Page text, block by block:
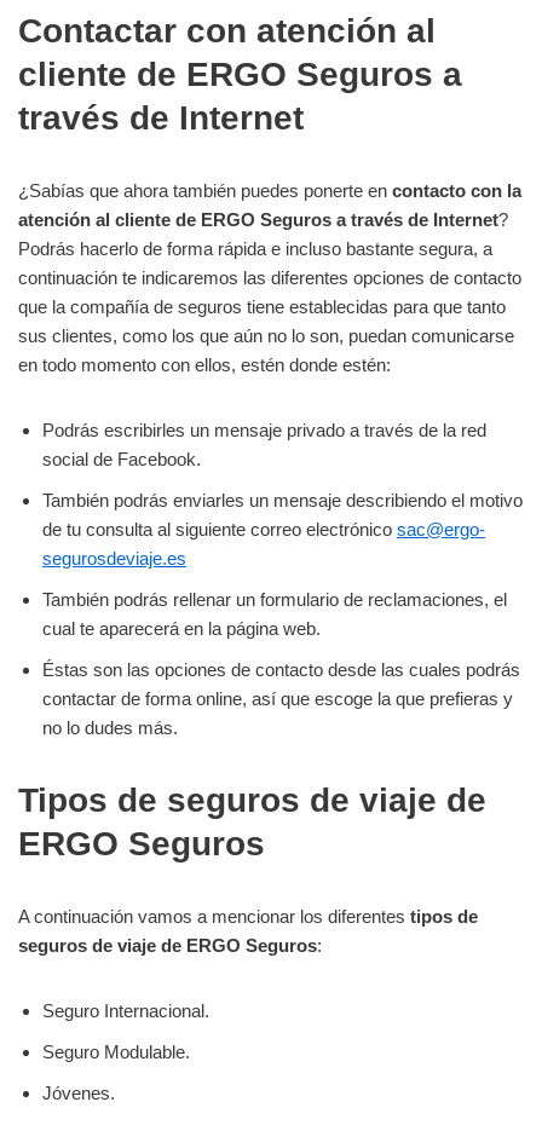
Contactar con atención al
cliente de ERGO Seguros a
través de Internet
¿Sabías que ahora también puedes ponerte en contacto con la
atención al cliente de ERGO Seguros a través de Internet?
Podrás hacerlo de forma rápida e incluso bastante segura, a
continuación te indicaremos las diferentes opciones de contacto
que la compañía de seguros tiene establecidas para que tanto
sus clientes, como los que aún no lo son, puedan comunicarse
en todo momento con ellos, estén donde estén:
Podrás escribirles un mensaje privado a través de la red
social de Facebook.
También podrás enviarles un mensaje describiendo el motivo
de tu consulta al siguiente correo electrónico sac@ergo-
segurosdeviaje.es
También podrás rellenar un formulario de reclamaciones, el
cual te aparecerá en la página web.
Éstas son las opciones de contacto desde las cuales podrás
contactar de forma online, así que escoge la que prefieras y
no lo dudes más.
Tipos de seguros de viaje de
ERGO Seguros
A continuación vamos a mencionar los diferentes tipos de
seguros de viaje de ERGO Seguros:
Seguro Internacional.
Seguro Modulable.
Jóvenes.